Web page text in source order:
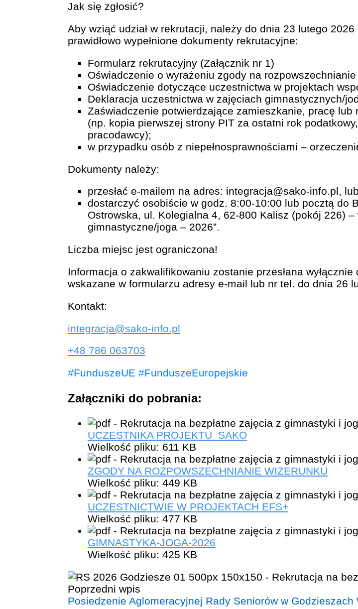
Jak się zgłosić?
Aby wziąć udział w rekrutacji, należy do dnia 23 lutego
prawidłowo wypełnione dokumenty rekrutacyjne:
Formularz rekrutacyjny (Załącznik nr 1)
Oświadczenie o wyrażeniu zgody na
Oświadczenie dotyczące uczestnictwa w projektach
Deklaracja uczestnictwa w zajęciach gimnastycznych/
Zaświadczenie potwierdzające zamieszkanie, pracę
(np. kopia pierwszej strony PIT za ostatni rok
pracodawcy);
w przypadku osób z niepełnosprawnościami –
Dokumenty należy:
przesłać e-mailem na adres: integracja@sako-info.pl, lub
dostarczyć osobiście w godz. 8:00-10:00 lub pocztą do
Ostrowska, ul. Kolegialna 4, 62-800 Kalisz (pokój 226)
gimnastyczne/joga – 2026”.
Liczba miejsc jest ograniczona!
Informacja o zakwalifikowaniu zostanie przesłana
wskazane w formularzu adresy e-mail lub nr tel. do dnia 26
Kontakt:
integracja@sako-info.pl
+48 786 063703
#FunduszeUE #FunduszeEuropejskie
Załączniki do pobrania:
UCZESTNIKA PROJEKTU_SAKO
Wielkość pliku: 611 KB
ZGODY NA ROZPOWSZECHNIANIE WIZERUNKU
Wielkość pliku: 449 KB
UCZESTNICTWIE W PROJEKTACH EFS+
Wielkość pliku: 477 KB
GIMNASTYKA-JOGA-2026
Wielkość pliku: 425 KB
Poprzedni wpis
Posiedzenie Aglomeracyjnej Rady Seniorów w Godzieszach